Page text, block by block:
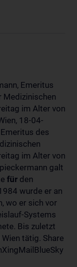
Emeritus
Medizinischen
im Alter von
18-04-
des
im Alter von
galt
für den
wurde er an
wo er sich vor
Systems
Bis zuletzt
tätig. Share